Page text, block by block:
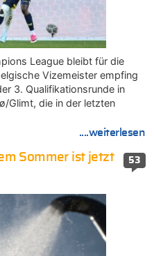
League bleibt für die
Vizemeister empfing
3. Qualifikationsrunde in
Glimt, die in der letzten
....weiterlesen
53
Sommer ist jetzt